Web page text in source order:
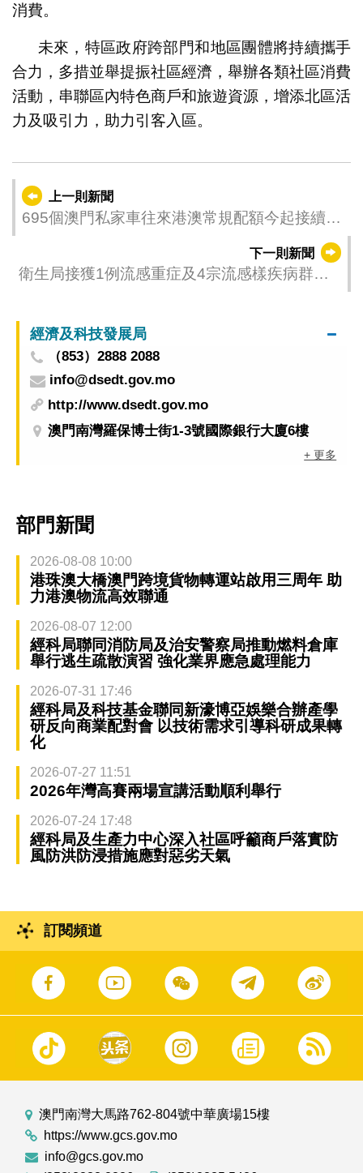
消費。
未來，特區政府跨部門和地區團體將持續攜手
合力，多措並舉提振社區經濟，舉辦各類社區消費
活動，串聯區內特色商戶和旅遊資源，增添北區活
力及吸引力，助力引客入區。
上一則新聞
695個澳門私家車往來港澳常規配額今起接續發
下一則新聞
衛生局接獲1例流感重症及4宗流感樣疾病群集
經濟及科技發展局
（853）2888 2088
info@dsedt.gov.mo
http://www.dsedt.gov.mo
澳門南灣羅保博士街1-3號國際銀行大廈6樓
+ 更多
部門新聞
2026-08-08 10:00
港珠澳大橋澳門跨境貨物轉運站啟用三周年 助
力港澳物流高效聯通
2026-08-07 12:00
經科局聯同消防局及治安警察局推動燃料倉庫
舉行逃生疏散演習 強化業界應急處理能力
2026-07-31 17:46
經科局及科技基金聯同新濠博亞娛樂合辦產學
研反向商業配對會 以技術需求引導科研成果轉
化
2026-07-27 11:51
2026年灣高賽兩場宣講活動順利舉行
2026-07-24 17:48
經科局及生產力中心深入社區呼籲商戶落實防
風防洪防浸措施應對惡劣天氣
訂閱頻道
澳門南灣大馬路762-804號中華廣場15樓
https://www.gcs.gov.mo
info@gcs.gov.mo